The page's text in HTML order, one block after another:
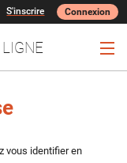
S'inscrire Connexion
vous identifier en